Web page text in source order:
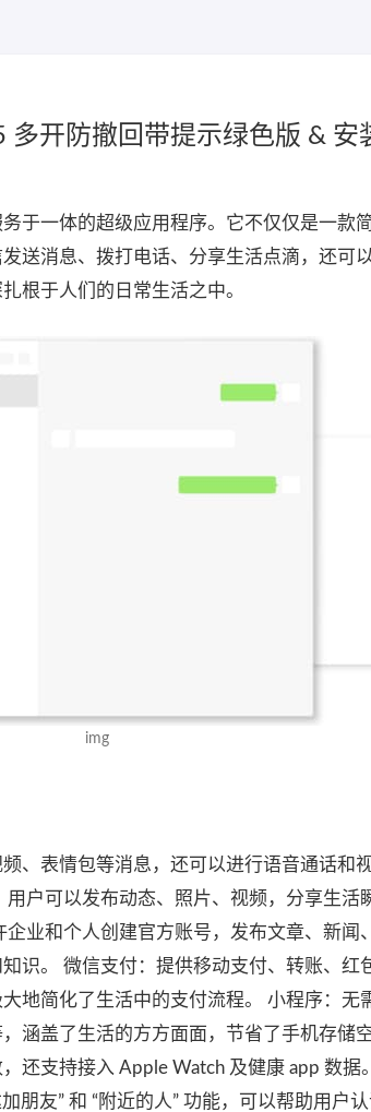
开防撤回带提示绿色版 & 安
于一体的超级应用程序。它不仅仅是一款
送消息、拨打电话、分享生活点滴，还可
根于人们的日常生活之中。
img
、表情包等消息，还可以进行语音通话和
户可以发布动态、照片、视频，分享生活
业和个人创建官方账号，发布文章、新闻
识。 微信支付：提供移动支付、转账、红
地简化了生活中的支付流程。 小程序：无
涵盖了生活的方方面面，节省了手机存储
还支持接入 Apple Watch 及健康 app 数据
朋友” 和 “附近的人” 功能，可以帮助用户